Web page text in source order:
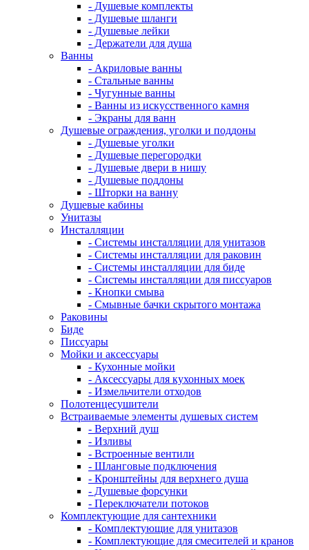
- Душевые комплекты
- Душевые шланги
- Душевые лейки
- Держатели для душа
Ванны
- Акриловые ванны
- Стальные ванны
- Чугунные ванны
- Ванны из искусственного камня
- Экраны для ванн
Душевые ограждения, уголки и поддоны
- Душевые уголки
- Душевые перегородки
- Душевые двери в нишу
- Душевые поддоны
- Шторки на ванну
Душевые кабины
Унитазы
Инсталляции
- Системы инсталляции для унитазов
- Системы инсталляции для раковин
- Системы инсталляции для биде
- Системы инсталляции для писсуаров
- Кнопки смыва
- Смывные бачки скрытого монтажа
Раковины
Биде
Писсуары
Мойки и аксессуары
- Кухонные мойки
- Аксессуары для кухонных моек
- Измельчители отходов
Полотенцесушители
Встраиваемые элементы душевых систем
- Верхний душ
- Изливы
- Встроенные вентили
- Шланговые подключения
- Кронштейны для верхнего душа
- Душевые форсунки
- Переключатели потоков
Комплектующие для сантехники
- Комплектующие для унитазов
- Комплектующие для смесителей и кранов